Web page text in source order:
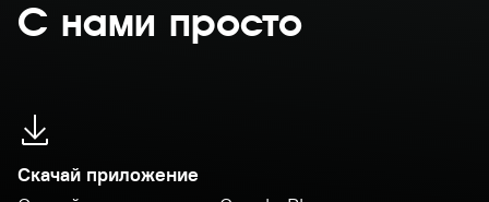
С нами просто
Скачай приложение